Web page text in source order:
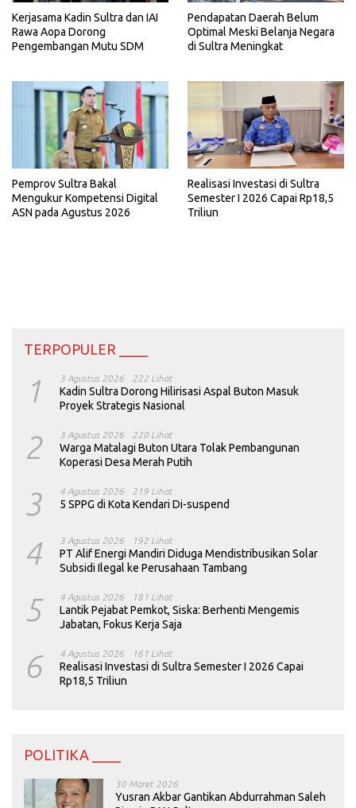
Kerjasama Kadin Sultra dan IAI
Rawa Aopa Dorong
Pengembangan Mutu SDM
Pendapatan Daerah Belum
Optimal Meski Belanja Negara
di Sultra Meningkat
Pemprov Sultra Bakal
Mengukur Kompetensi Digital
ASN pada Agustus 2026
Realisasi Investasi di Sultra
Semester I 2026 Capai Rp18,5
Triliun
TERPOPULER ____
1 3 Agustus 2026 222 Lihat
Kadin Sultra Dorong Hilirisasi Aspal Buton Masuk
Proyek Strategis Nasional
2 3 Agustus 2026 220 Lihat
Warga Matalagi Buton Utara Tolak Pembangunan
Koperasi Desa Merah Putih
3 4 Agustus 2026 219 Lihat
5 SPPG di Kota Kendari Di-suspend
4 3 Agustus 2026 192 Lihat
PT Alif Energi Mandiri Diduga Mendistribusikan Solar
Subsidi Ilegal ke Perusahaan Tambang
5 4 Agustus 2026 181 Lihat
Lantik Pejabat Pemkot, Siska: Berhenti Mengemis
Jabatan, Fokus Kerja Saja
6 4 Agustus 2026 161 Lihat
Realisasi Investasi di Sultra Semester I 2026 Capai
Rp18,5 Triliun
POLITIKA ____
30 Maret 2026
Yusran Akbar Gantikan Abdurrahman Saleh